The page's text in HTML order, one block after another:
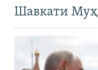
Шавкати